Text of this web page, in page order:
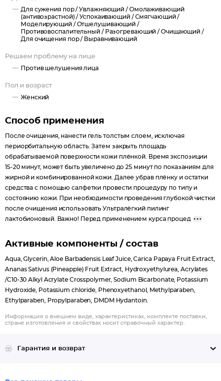
Для сужения пор /Увлажняющий /Омолаживающий
(антивозрастной) /Успокаивающий /Смягчающий /
Моделирующий /Отшелушивающий /
Противовоспалительный / Разогревающий /Очищающий /
Для очищения пор / Выравнивающий
Решаем проблему на лице
Против шелушения лица
Пол и возраст
Женский
Способ применения
После очищения, нанести гель толстым слоем, исключая
периорбитальную область. Затем закрыть площадь
обрабатываемой поверхности кожи плёнкой. Время экспозиции
15-20 минут, может быть увеличено до 25 минут по показаниям для
жирной и комбинированной кожи. Далее убрав плёнку и остатки
средства с помощью салфетки провести процедуру по типу и
состоянию кожи. При необходимости проведения глубокой чистки
после очищения использовать Ультралёгкий пилинг
лактобионовый. Важно! Перед применением курса процед
Активные компоненты / состав
Aqua, Glycerin, Aloe Barbadensis Leaf Juice, Carica Papaya Fruit Extract,
Ananas Sativus (Pineapple) Fruit Extract, Hydroxyethylurea, Acrylates
/C10-30 Alkyl Acrylate Crosspolymer, Sodium Bicarbonate, Potassium
Hydroxide, Potassium chloride, Phenoxyethanol, Methylparaben,
Ethylparaben, Propylparaben, DMDM Hydantoin.
Информация о внешнем виде, характеристиках, комплекте поставки,
стране изготовления и свойствах носит справочный характер.
Гарантия и возврат